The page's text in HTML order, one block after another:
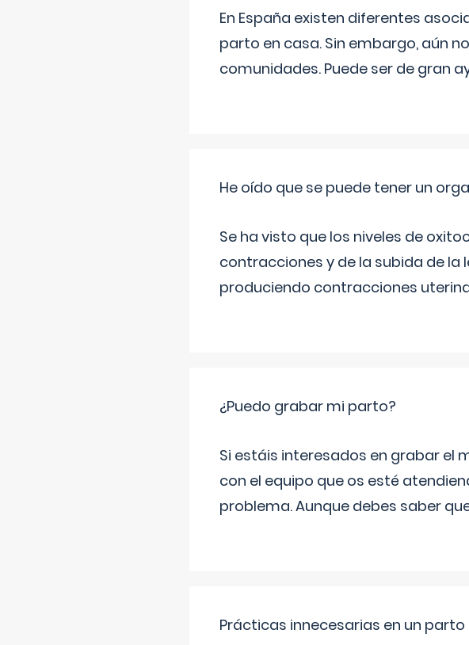
En España existen diferentes
parto en casa. Sin embargo, aún
comunidades. Puede ser de gran
He oído que se puede tener un
Se ha visto que los niveles de
contracciones y de la subida de la
produciendo contracciones
¿Puedo grabar mi parto?
Si estáis interesados en grabar el
con el equipo que os esté
problema. Aunque debes saber
Prácticas innecesarias en un